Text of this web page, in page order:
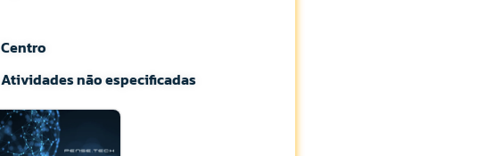
Centro
Atividades não especificadas